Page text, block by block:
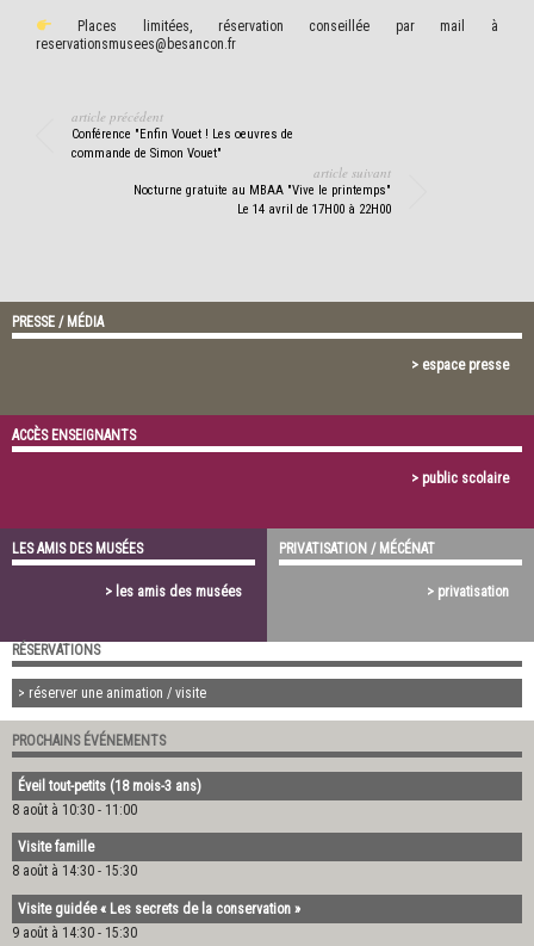
Places limitées, réservation conseillée par mail à
reservationsmusees@besancon.fr
article précédent
Conférence "Enfin Vouet ! Les oeuvres de
commande de Simon Vouet"
article suivant
Nocturne gratuite au MBAA "Vive le printemps"
Le 14 avril de 17H00 à 22H00
PRESSE / MÉDIA
> espace presse
ACCÈS ENSEIGNANTS
> public scolaire
LES AMIS DES MUSÉES
> les amis des musées
PRIVATISATION / MÉCÉNAT
> privatisation
RÉSERVATIONS
> réserver une animation / visite
PROCHAINS ÉVÉNEMENTS
Éveil tout-petits (18 mois-3 ans)
8 août à 10:30 - 11:00
Visite famille
8 août à 14:30 - 15:30
Visite guidée « Les secrets de la conservation »
9 août à 14:30 - 15:30